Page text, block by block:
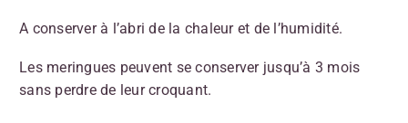
A conserver à l’abri de la chaleur et de l’humidité.
Les meringues peuvent se conserver jusqu’à 3 mois
sans perdre de leur croquant.